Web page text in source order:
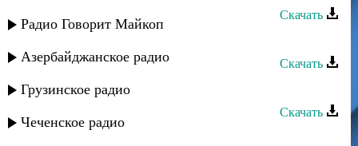
Радио Говорит Майкоп
Азербайджанское радио
Грузинское радио
Чеченское радио
Скачать
Скачать
Лариса Гаджиева - Хочу в Горы
Скачать